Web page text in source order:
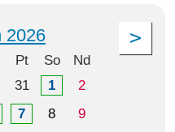
2026
Pt So
Nd
31 1
2
7 8
9